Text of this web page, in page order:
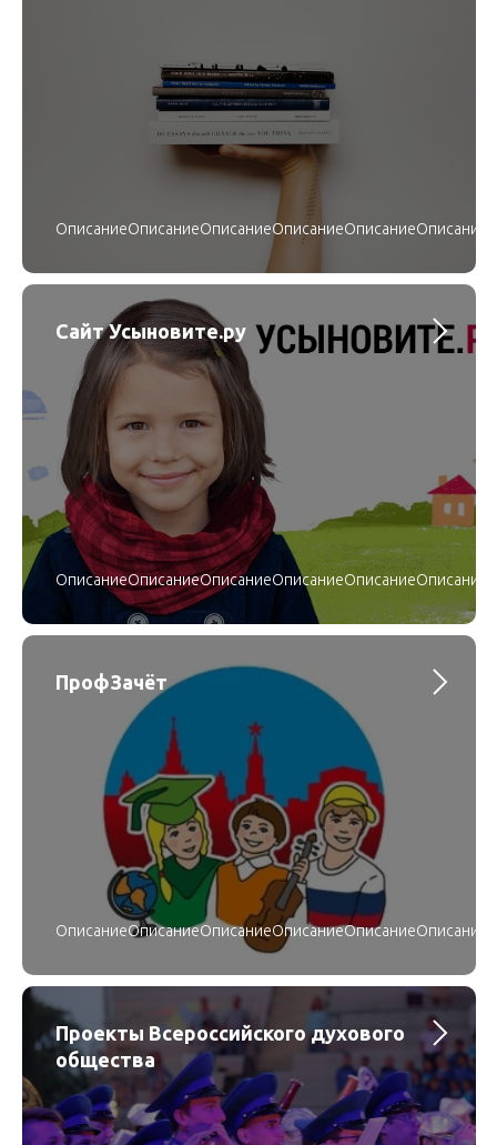
Сайт Усыновите.ру
ПрофЗачёт
Проекты Всероссийского духового
общества